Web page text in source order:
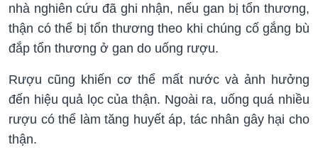
nhà nghiên cứu đã ghi nhận, nếu gan bị tổn thương,
thận có thể bị tổn thương theo khi chúng cố gắng bù
đắp tổn thương ở gan do uống rượu.
Rượu cũng khiến cơ thể mất nước và ảnh hưởng
đến hiệu quả lọc của thận. Ngoài ra, uống quá nhiều
rượu có thể làm tăng huyết áp, tác nhân gây hại cho
thận.